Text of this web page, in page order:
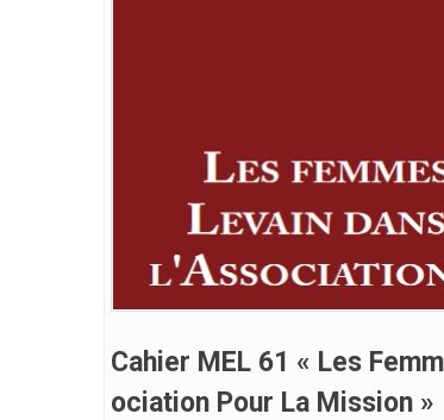
Cahier MEL 61 « Les
Ociation Pour La Mission »